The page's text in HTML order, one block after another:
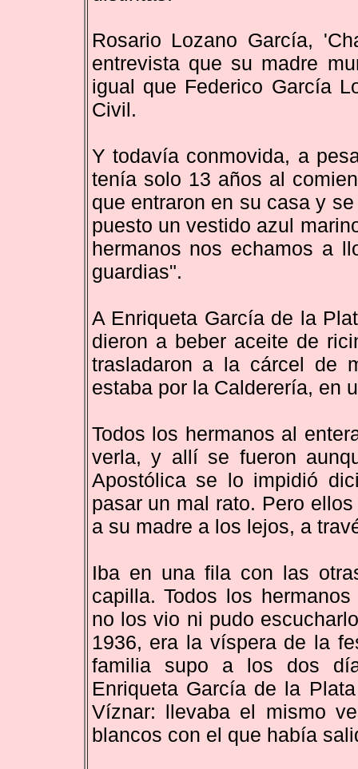
Rosario Lozano García,
entrevista que su madre
igual que Federico García
Civil.
Y todavía conmovida, a
tenía solo 13 años al
que entraron en su casa y
puesto un vestido azul
hermanos nos echamos a
guardias".
A Enriqueta García de la
dieron a beber aceite de
trasladaron a la cárcel de
estaba por la Calderería, en
Todos los hermanos al
verla, y allí se fueron
Apostólica se lo impidió
pasar un mal rato. Pero
a su madre a los lejos, a
Iba en una fila con las
capilla. Todos los
no los vio ni pudo
1936, era la víspera de la
familia supo a los dos
Enriqueta García de la
Víznar: llevaba el mismo
blancos con el que había